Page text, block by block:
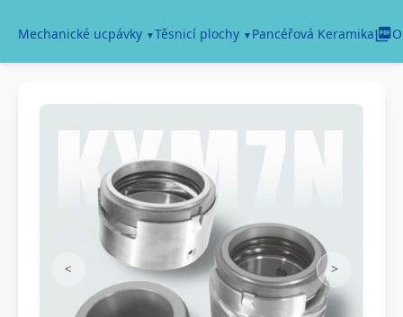
Mechanické ucpávky Těsnicí plochy Pancéřová Keramika
< >